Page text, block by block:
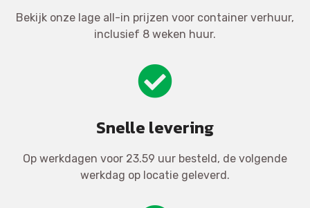
Bekijk onze lage all-in prijzen voor container verhuur,
inclusief 8 weken huur.
Snelle levering
Op werkdagen voor 23.59 uur besteld, de volgende
werkdag op locatie geleverd.